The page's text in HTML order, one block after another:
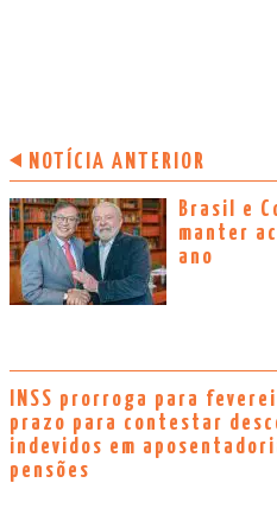
NOTÍCIA ANTERIOR
Brasil e
manter
ano
INSS prorroga para
prazo para contestar
indevidos em
pensões